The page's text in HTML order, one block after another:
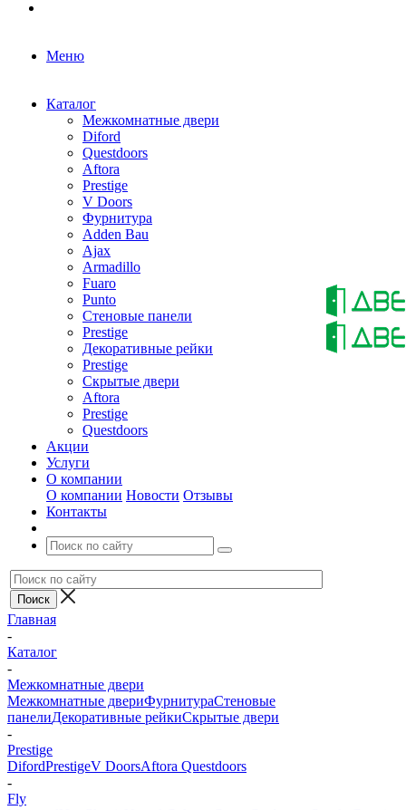
Меню
Каталог
Межкомнатные двери
Diford
Questdoors
Aftora
Prestige
V Doors
Фурнитура
Adden Bau
Ajax
Armadillo
Fuaro
Punto
Стеновые панели
Prestige
Декоративные рейки
Prestige
Скрытые двери
Aftora
Prestige
Questdoors
Акции
Услуги
О компании
О компании Новости Отзывы
Контакты
Главная
-
Каталог
-
Межкомнатные двери
Межкомнатные двериФурнитураСтеновые
панелиДекоративные рейкиСкрытые двери
-
Prestige
DifordPrestigeV DoorsAftora Questdoors
-
Fly